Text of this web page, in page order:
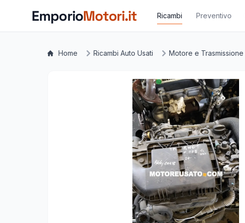
EmporioMotori.it Ricambi Preventivo
Home Ricambi Auto Usati Motore e Trasmissione